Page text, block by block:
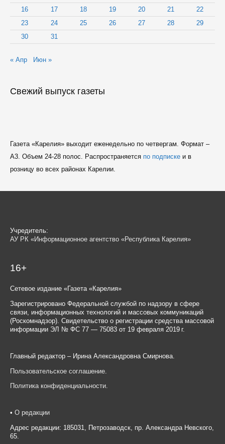
16
17 18 19 20 21
22
23
24 25 26 27 28
29
30
31
« Апр Июн »
Свежий выпуск газеты
Газета «Карелия» выходит еженедельно по четвергам. Формат –
A3. Объем 24-28 полос. Распространяется по подпискеи в
розницу во всех районах Карелии.
Учредитель:
АУ РК «Информационное агентство «Республика Карелия»
16+
Сетевое издание «Газета «Карелия»
Зарегистрировано Федеральной службой по надзору в сфере
связи, информационных технологий и массовых коммуникаций
(Роскомнадзор). Свидетельство о регистрации средства массовой
информации ЭЛ № ФС 77 — 75083 от 19 февраля 2019 г.
Главный редактор – Ирина Александровна Смирнова.
Пользовательское соглашение
Политика конфиденциальности.
• О редакции
Адрес редакции: 185031, Петрозаводск, пр. Александра Невского,
65.